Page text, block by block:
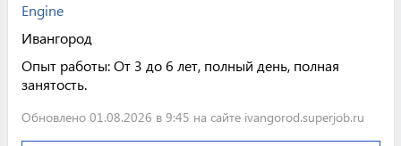
Engine
Ивангород
Опыт работы:От 3 до 6 лет, полный день, полная
занятость.
Обновлено 01.08.2026 в 9:45 на сайте ivangorod.superjob.ru